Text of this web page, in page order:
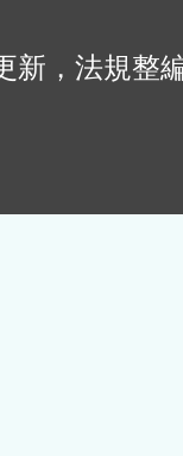
新，法規整